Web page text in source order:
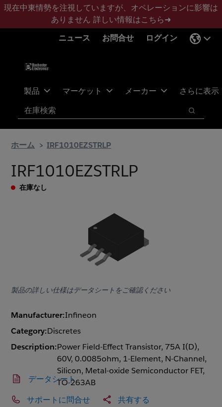
メ
ン
フ
タ
現在中東情勢を注視していますが、オペレーションに影響は
ありません 詳しい情報はこちら➜
ニュース
お問合せ ログイン
製品 マーケット メーカー さらに表示
検索
検索
ホーム IRF1010EZSTRLP
IRF1010EZSTRLP
在庫なし
製品の詳しい仕様はデータシートをご確認ください
Manufacturer:Infineon
Category:Discretes
Description:Power Field-Effect Transistor, 75A I(D),
60V, 0.0085ohm, 1-Element, N-Channel,
Silicon, Metal-oxide Semiconductor FET,
TO-263AB
データシート
サポートに問合せ 共有する